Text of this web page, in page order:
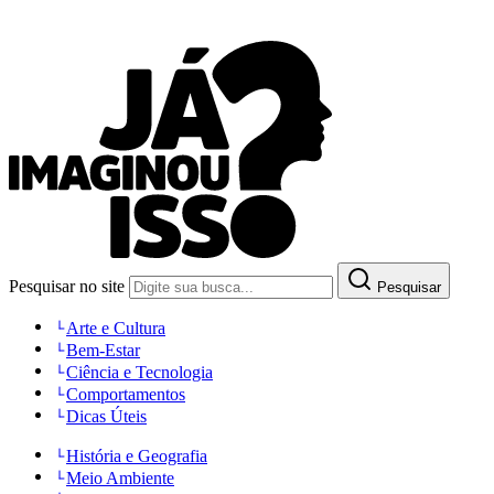
Pesquisar no site Pesquisar
Arte e Cultura
Bem-Estar
Ciência e Tecnologia
Comportamentos
Dicas Úteis
História e Geografia
Meio Ambiente